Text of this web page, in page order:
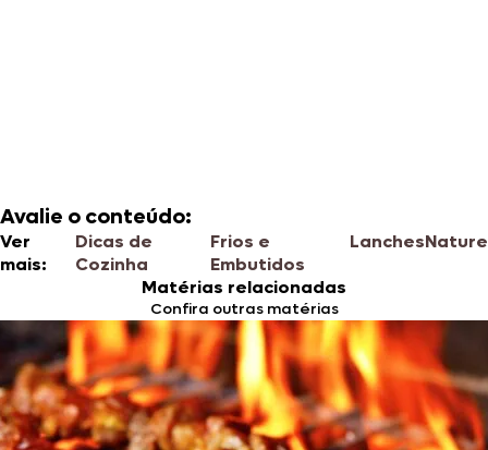
Avalie o conteúdo:
Ver
mais:
Dicas de
Cozinha
Frios e
Embutidos
LanchesNature
Matérias relacionadas
Confira outras matérias